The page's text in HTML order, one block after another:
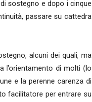
sostegno e dopo i cinque
passare su cattedra
alcuni dei quali, ma
l’orientamento di molti (lo
e la perenne carenza di
facilitatore per entrare su